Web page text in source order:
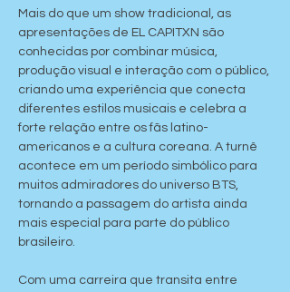
Mais do que um show tradicional, as
apresentações de EL CAPITXN são
conhecidas por combinar música,
produção visual e interação com o público,
criando uma experiência que conecta
diferentes estilos musicais e celebra a
forte relação entre os fãs latino-
americanos e a cultura coreana. A turnê
acontece em um período simbólico para
muitos admiradores do universo BTS,
tornando a passagem do artista ainda
mais especial para parte do público
brasileiro.
Com uma carreira que transita entre